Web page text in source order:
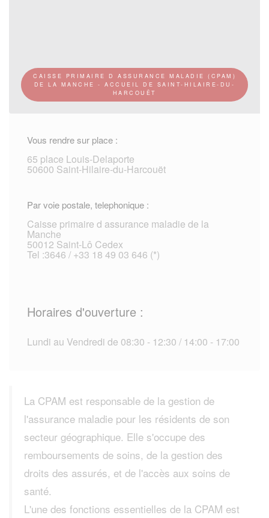
CAISSE PRIMAIRE D ASSURANCE MALADIE (CPAM)
DE LA MANCHE - ACCUEIL DE SAINT-HILAIRE-DU-
HARCOUËT
Vous rendre sur place :
65 place Louis-Delaporte
50600 Saint-Hilaire-du-Harcouët
Par voie postale, telephonique :
Caisse primaire d assurance maladie de la
Manche
50012 Saint-Lô Cedex
Tel :3646 / +33 18 49 03 646 (*)
Horaires d'ouverture :
Lundi au Vendredi de 08:30 - 12:30 / 14:00 - 17:00
La CPAM est responsable de la gestion de
l'assurance maladie pour les résidents de son
secteur géographique. Elle s'occupe des
remboursements de soins, de la gestion des
droits des assurés, et de l'accès aux soins de
santé.
L'une des fonctions essentielles de la CPAM est